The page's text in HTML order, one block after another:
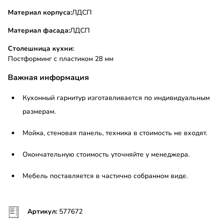
Материал корпуса:ЛДСП
Материал фасада:ЛДСП
Столешница кухни:
Постформинг с пластиком 28 мм
Важная информация
Кухонный гарнитур изготавливается по индивидуальным
размерам.
Мойка, стеновая панель, техника в стоимость не входят.
Окончательную стоимость уточняйте у менеджера.
Мебель поставляется в частично собранном виде.
Артикул: 577672